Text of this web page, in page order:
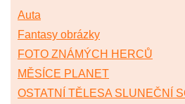
Auta
Fantasy obrázky
FOTO ZNÁMÝCH HERCŮ
MĚSÍCE PLANET
OSTATNÍ TĚLESA SLUNEČNÍ